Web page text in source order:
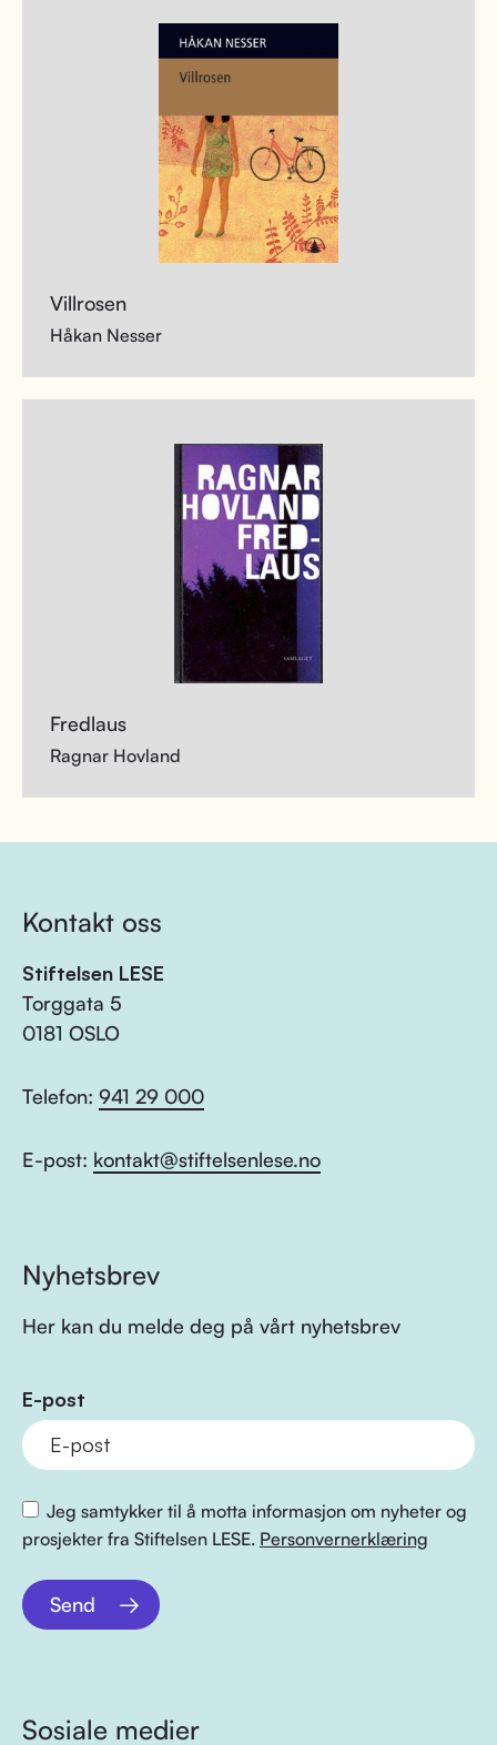
Villrosen
Håkan Nesser
Fredlaus
Ragnar Hovland
Kontakt oss
Stiftelsen LESE
Torggata 5
0181 OSLO
Telefon: 941 29 000
E-post: kontakt@stiftelsenlese.no
Nyhetsbrev
Her kan du melde deg på vårt nyhetsbrev
E-post
Jeg samtykker til å motta informasjon om nyheter og
prosjekter fra Stiftelsen LESE. Personvernerklæring
Send
Sosiale medier